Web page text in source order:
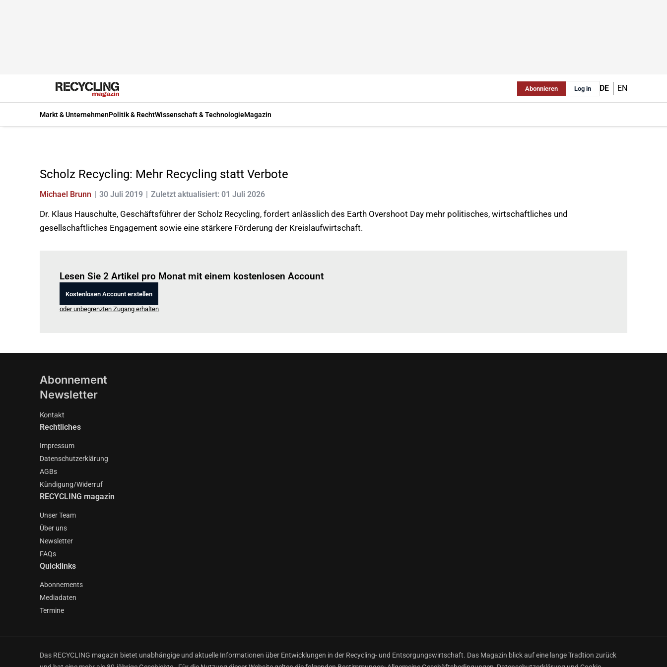
Abonnieren Log in DE EN
Markt & UnternehmenPolitik & RechtWissenschaft & TechnologieMagazin
Scholz Recycling: Mehr Recycling statt Verbote
Michael Brunn 30 Juli 2019 Zuletzt aktualisiert: 01 Juli 2026
Dr. Klaus Hauschulte, Geschäftsführer der Scholz Recycling, fordert anlässlich des Earth Overshoot Day mehr politisches, wirtschaftliches und
gesellschaftliches Engagement sowie eine stärkere Förderung der Kreislaufwirtschaft.
Lesen Sie 2 Artikel pro Monat mit einem kostenlosen Account
Kostenlosen Account erstellen
oder unbegrenzten Zugang erhalten
Abonnement
Newsletter
Kontakt
Rechtliches
Impressum
Datenschutzerklärung
AGBs
Kündigung/Widerruf
RECYCLING magazin
Unser Team
Über uns
Newsletter
FAQs
Quicklinks
Abonnements
Mediadaten
Termine
Das RECYCLING magazin bietet unabhängige und aktuelle Informationen über Entwicklungen in der Recycling- und Entsorgungswirtschaft. Das Magazin blick auf eine lange Tradtion zurück